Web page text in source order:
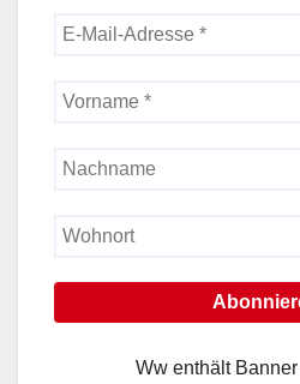
Ww enthält